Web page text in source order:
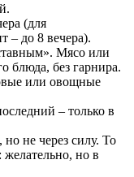
(для
– до 8 вечера).
Мясо или
блюда, без гарнира.
или овощные
– только в
не через силу. То
но в